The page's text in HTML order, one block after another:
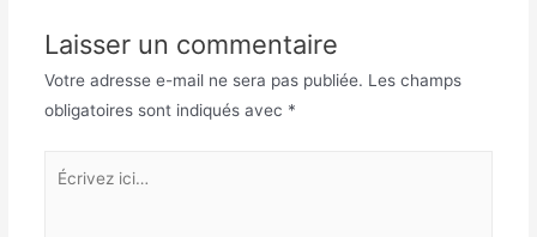
Laisser un commentaire
Votre adresse e-mail ne sera pas publiée. Les champs
obligatoires sont indiqués avec *
Écrivez